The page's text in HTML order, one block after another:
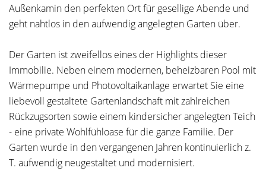
Außenkamin den perfekten Ort für gesellige Abende und
geht nahtlos in den aufwendig angelegten Garten über.
Der Garten ist zweifellos eines der Highlights dieser
Immobilie. Neben einem modernen, beheizbaren Pool mit
Wärmepumpe und Photovoltaikanlage erwartet Sie eine
liebevoll gestaltete Gartenlandschaft mit zahlreichen
Rückzugsorten sowie einem kindersicher angelegten Teich
- eine private Wohlfühloase für die ganze Familie. Der
Garten wurde in den vergangenen Jahren kontinuierlich z.
T. aufwendig neugestaltet und modernisiert.